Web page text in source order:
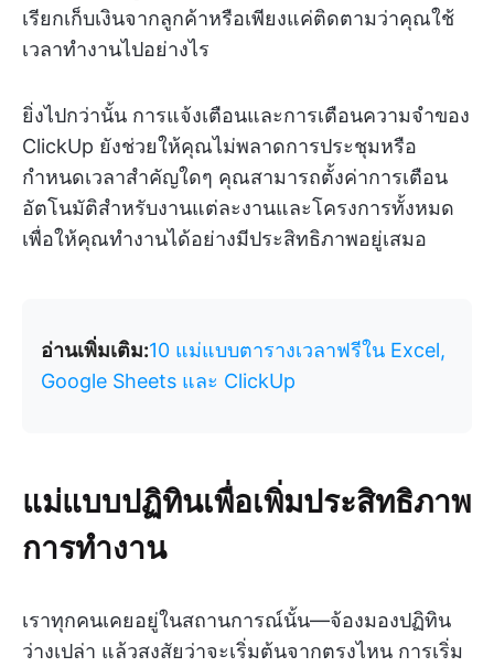
เรียกเก็บเงินจากลูกค้าหรือเพียงแค่ติดตามว่าคุณใช้
เวลาทำงานไปอย่างไร
ยิ่งไปกว่านั้น การแจ้งเตือนและการเตือนความจำของ
ClickUp ยังช่วยให้คุณไม่พลาดการประชุมหรือ
กำหนดเวลาสำคัญใดๆ คุณสามารถตั้งค่าการเตือน
อัตโนมัติสำหรับงานแต่ละงานและโครงการทั้งหมด
เพื่อให้คุณทำงานได้อย่างมีประสิทธิภาพอยู่เสมอ
อ่านเพิ่มเติม:10 แม่แบบตารางเวลาฟรีใน Excel,
Google Sheets และ ClickUp
แม่แบบปฏิทินเพื่อเพิ่มประสิทธิภาพ
การทำงาน
เราทุกคนเคยอยู่ในสถานการณ์นั้น—จ้องมองปฏิทิน
ว่างเปล่า แล้วสงสัยว่าจะเริ่มต้นจากตรงไหน การเริ่ม